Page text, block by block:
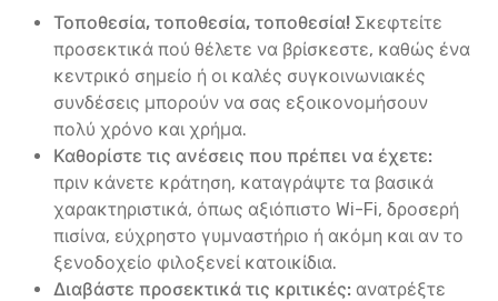
Τοποθεσία, τοποθεσία, τοποθεσία! Σκεφτείτε
προσεκτικά πού θέλετε να βρίσκεστε, καθώς ένα
κεντρικό σημείο ή οι καλές συγκοινωνιακές
συνδέσεις μπορούν να σας εξοικονομήσουν
πολύ χρόνο και χρήμα.
Καθορίστε τις ανέσεις που πρέπει να έχετε:
πριν κάνετε κράτηση, καταγράψτε τα βασικά
χαρακτηριστικά, όπως αξιόπιστο Wi-Fi, δροσερή
πισίνα, εύχρηστο γυμναστήριο ή ακόμη και αν το
ξενοδοχείο φιλοξενεί κατοικίδια.
Διαβάστε προσεκτικά τις κριτικές: ανατρέξτε